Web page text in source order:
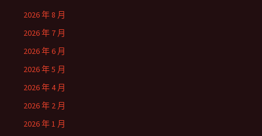
2026 年 8 月
2026 年 7 月
2026 年 6 月
2026 年 5 月
2026 年 4 月
2026 年 2 月
2026 年 1 月